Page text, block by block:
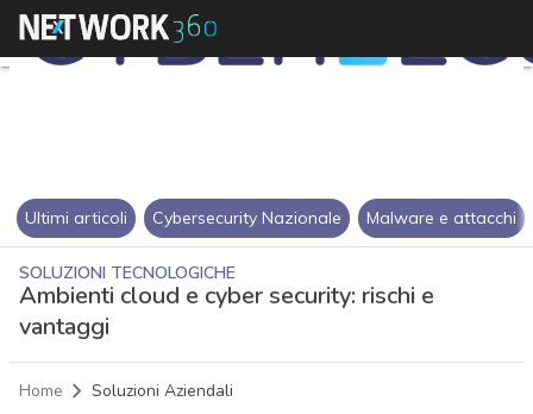
Ultimi articoli Cybersecurity Nazionale Malware e attacchi
SOLUZIONI TECNOLOGICHE
Ambienti cloud e cyber security: rischi e
vantaggi
Home Soluzioni Aziendali